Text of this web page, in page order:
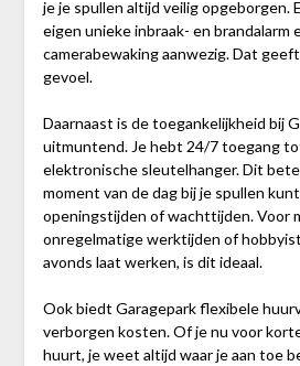
je je spullen altijd veilig opgeborgen.
eigen unieke inbraak- en brandalarm
camerabewaking aanwezig. Dat
gevoel.
Daarnaast is de toegankelijkheid bij
uitmuntend. Je hebt 24/7 toegang
elektronische sleutelhanger. Dit
moment van de dag bij je spullen
openingstijden of wachttijden. Voor
onregelmatige werktijden of
avonds laat werken, is dit ideaal.
Ook biedt Garagepark flexibele
verborgen kosten. Of je nu voor
huurt, je weet altijd waar je aan toe